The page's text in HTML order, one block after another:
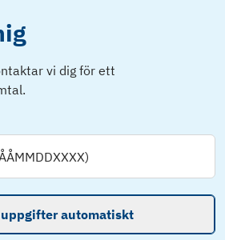
vi dig för ett
uppgifter automatiskt